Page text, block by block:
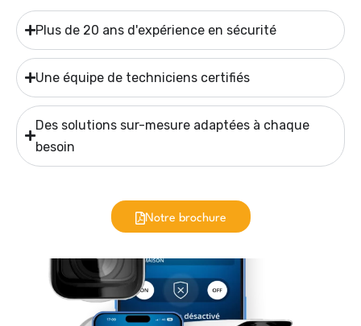
Plus de 20 ans d'expérience en sécurité
Une équipe de techniciens certifiés
Des solutions sur-mesure adaptées à chaque
besoin
Notre brochure